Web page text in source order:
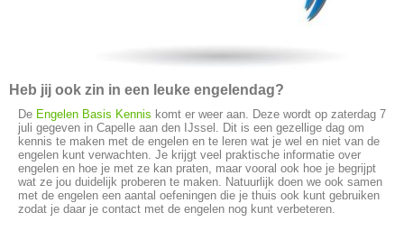
Heb jij ook zin in een leuke engelendag?
De Engelen Basis Kennis komt er weer aan. Deze wordt op zaterdag 7
juli gegeven in Capelle aan den IJssel. Dit is een gezellige dag om
kennis te maken met de engelen en te leren wat je wel en niet van de
engelen kunt verwachten. Je krijgt veel praktische informatie over
engelen en hoe je met ze kan praten, maar vooral ook hoe je begrijpt
wat ze jou duidelijk proberen te maken. Natuurlijk doen we ook samen
met de engelen een aantal oefeningen die je thuis ook kunt gebruiken
zodat je daar je contact met de engelen nog kunt verbeteren.